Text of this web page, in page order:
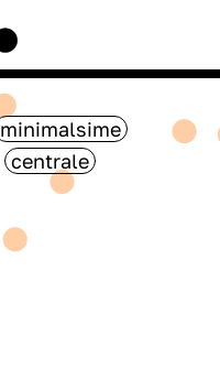
minimalsime
centrale